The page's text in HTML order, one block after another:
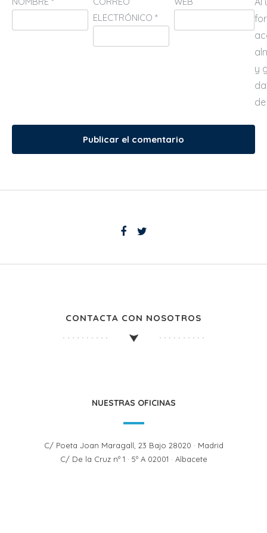
ELECTRÓNICO *
y
CONTACTA CON NOSOTROS
NUESTRAS OFICINAS
C/ Poeta Joan Maragall, 23 Bajo 28020 · Madrid
C/ De la Cruz nº 1 · 5º A 02001 · Albacete